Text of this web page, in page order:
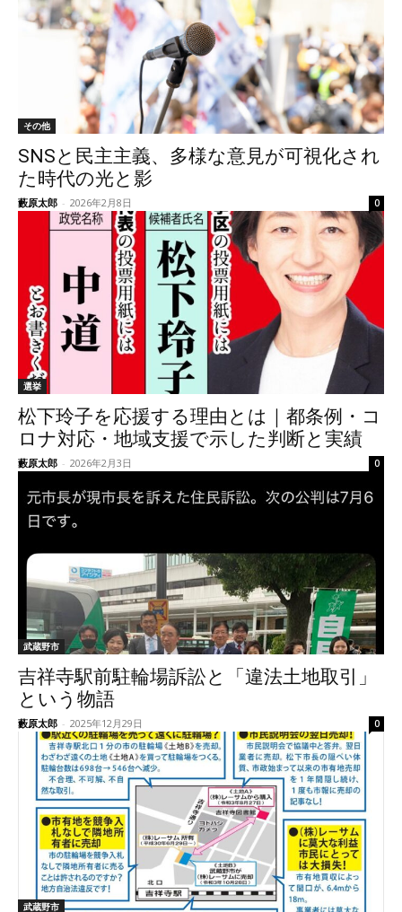
その他
SNSと民主主義、多様な意見が可視化され
た時代の光と影
藪原太郎 - 2026年2月8日 0
選挙
松下玲子を応援する理由とは｜都条例・コ
ロナ対応・地域支援で示した判断と実績
藪原太郎 - 2026年2月3日 0
武蔵野市
吉祥寺駅前駐輪場訴訟と「違法土地取引」
という物語
藪原太郎 - 2025年12月29日 0
武蔵野市